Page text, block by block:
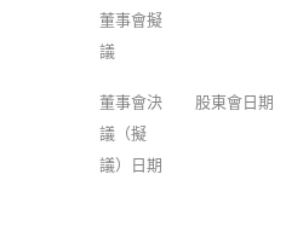
董事會擬
議
董事會決
議（擬
議）日期
股東會日期